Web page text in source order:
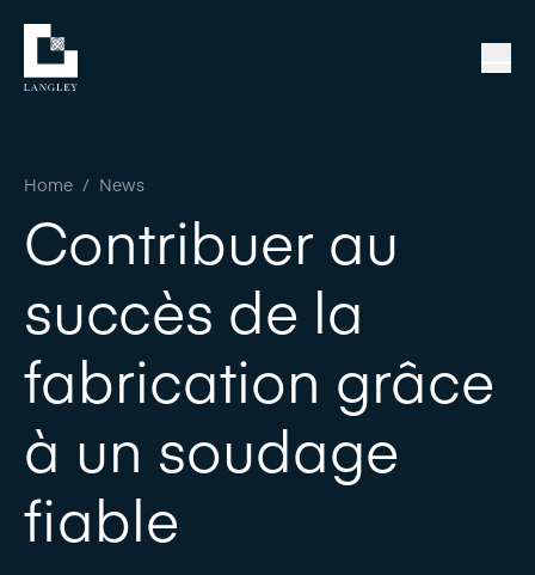
Home / News
Contribuer au
succès de la
fabrication grâce
à un soudage
fiable